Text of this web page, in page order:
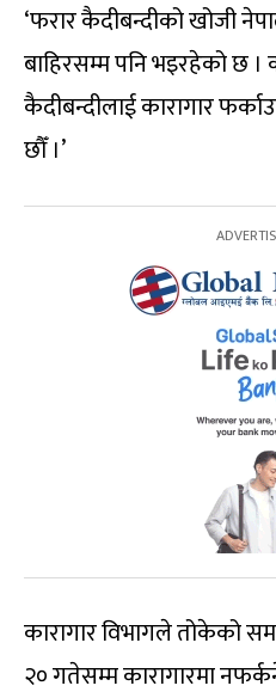
‘फरार कैदीबन्दीको खोजी
बाहिरसम्म पनि भइरहेको छ
कैदीबन्दीलाई कारागार
छौँ ।’
कारागार विभागले तोकेको
२० गतेसम्म कारागारमा